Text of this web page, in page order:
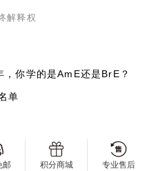
解释权
你学的是AmE还是BrE？
单
邮 积分商城 专业售后